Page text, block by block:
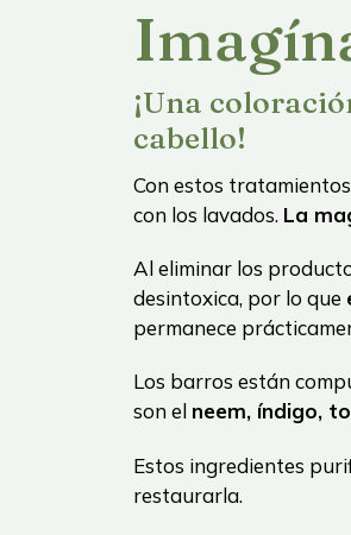
¡Una
cabello!
Con estos
con los lavados. La
Al eliminar los
desintoxica, por lo que
permanece
Los barros están
son el neem, índigo,
Estos ingredientes
restaurarla.